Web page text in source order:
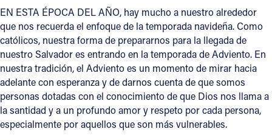
Events
News
FIND A PARISH FIND A SCHOOL
About
EN ESTA ÉPOCA DEL AÑO, hay mucho a nuestro alrededor
que nos recuerda el enfoque de la temporada navideña. Como
católicos, nuestra forma de prepararnos para la llegada de
nuestro Salvador es entrando en la temporada de Adviento. En
nuestra tradición, el Adviento es un momento de mirar hacia
adelante con esperanza y de darnos cuenta de que somos
personas dotadas con el conocimiento de que Dios nos llama a
la santidad y a un profundo amor y respeto por cada persona,
especialmente por aquellos que son más vulnerables.